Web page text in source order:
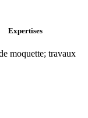
Expertises
moquette; travaux